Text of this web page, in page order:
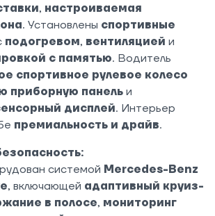
, настроиваемая
. Установлены спортивные
подогревом, вентиляцией и
с памятью. Водитель
спортивное рулевое колесо
приборную панель и
дисплей. Интерьер
премиальность и драйв.
системой Mercedes-Benz
, включающей адаптивный круиз-
в полосе, мониторинг